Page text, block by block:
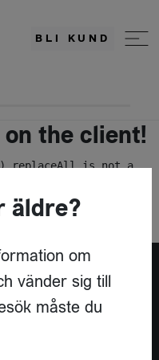
BLI KUND
the client!
is not a
äldre?
om
vänder sig till
måste du